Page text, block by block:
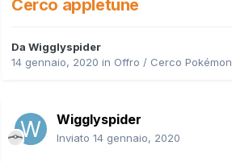
Cerco appletune
Da Wigglyspider
14 gennaio, 2020 in Offro / Cerco Pokémon
Wigglyspider
Inviato 14 gennaio, 2020